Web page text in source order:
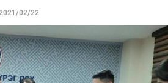
02/22